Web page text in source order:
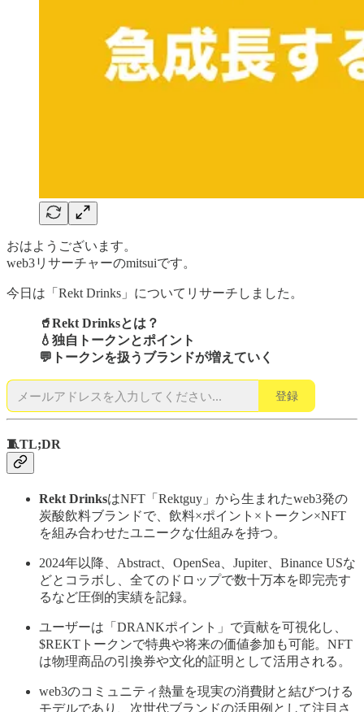
おはようございます。
web3リサーチャーのmitsuiです。
今日は「Rekt Drinks」についてリサーチしました。
🥤Rekt Drinksとは？
💧独自トークンとポイント
💬トークンを扱うブランドが増えていく
登録
🧵TL;DR
Rekt DrinksはNFT「Rektguy」から生まれたweb3発の
炭酸飲料ブランドで、飲料×ポイント×トークン×NFT
を組み合わせたユニークな仕組みを持つ。
2024年以降、Abstract、OpenSea、Jupiter、Binance USな
どとコラボし、全てのドロップで数十万本を即完売す
るなど圧倒的実績を記録。
ユーザーは「DRANKポイント」で貢献を可視化し、
$REKTトークンで特典や将来の価値参加も可能。NFT
は物理商品の引換券や文化的証明として活用される。
web3のコミュニティ熱量を現実の消費財と結びつける
モデルであり、次世代ブランドの活用例として注目さ